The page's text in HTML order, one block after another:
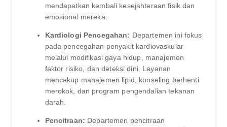
mendapatkan kembali kesejahteraan fisik dan
emosional mereka.
Kardiologi Pencegahan: Departemen ini fokus
pada pencegahan penyakit kardiovaskular
melalui modifikasi gaya hidup, manajemen
faktor risiko, dan deteksi dini. Layanan
mencakup manajemen lipid, konseling berhenti
merokok, dan program pengendalian tekanan
darah.
Pencitraan: Departemen pencitraan